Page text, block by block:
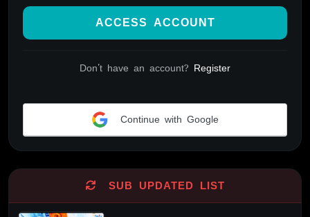
ACCESS ACCOUNT
Don't have an account? Register
Continue with Google
SUB UPDATED LIST